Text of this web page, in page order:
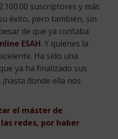
suscriptores y más
éxito, pero también, sin
de que ya contaba
ESAH. Y quienes la
Ha sido una
ya ha finalizado sus
donde ella nos
el máster de
redes, por haber